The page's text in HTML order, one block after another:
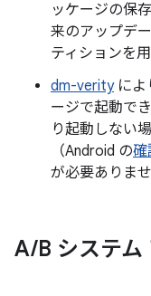
ッケージの保
来のアップデ
ティションを
dm-verityによ
ージで起動で
り起動しない
（Android の確
が必要ありませ
A/B システ